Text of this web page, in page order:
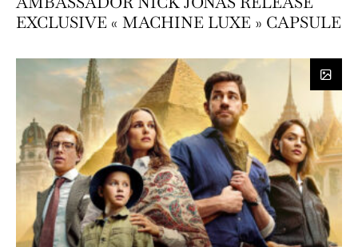
EXCLUSIVE « MACHINE LUXE » CAPSULE